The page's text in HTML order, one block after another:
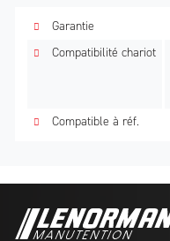
Garantie
Compatibilité chariot
Compatible à réf.